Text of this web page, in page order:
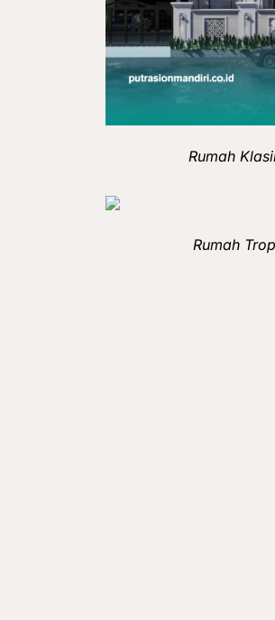
Rumah
Rumah